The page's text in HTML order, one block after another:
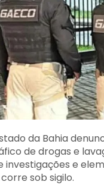
da Bahia
de drogas e
e
sob sigilo.